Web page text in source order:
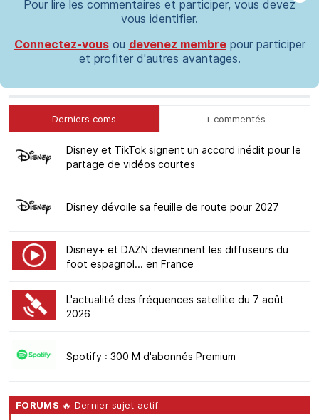
Pour lire les commentaires et participer, vous devez
vous identifier.
Connectez-vousou devenez membrepour participer
et profiter d'autres avantages.
Derniers coms + commentés
Disney et TikTok signent un accord inédit pour le
partage de vidéos courtes
Disney dévoile sa feuille de route pour 2027
Disney+ et DAZN deviennent les diffuseurs du
foot espagnol... en France
L'actualité des fréquences satellite du 7 août
2026
Spotify : 300 M d'abonnés Premium
FORUMS 🔥 Dernier sujet actif